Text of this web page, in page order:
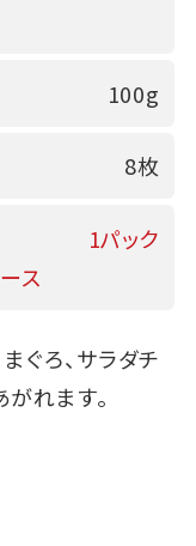
100g
8枚
ス
1パック
ぐろ、サラダチ
れます。